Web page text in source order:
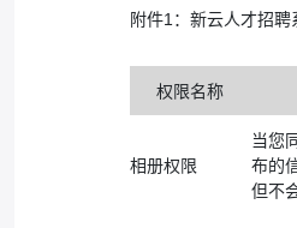
附件1：新云人才招
权限名称
相册权限
当您
布的
但不